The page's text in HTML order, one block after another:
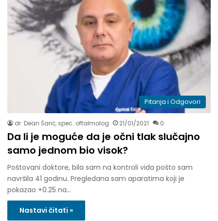
Pitanja i Odgovori
dr. Dean Šarić, spec. oftalmolog 21/01/2021 0
Da li je moguće da je očni tlak slučajno
samo jednom bio visok?
Poštovani doktore, bila sam na kontroli vida pošto sam
navršila 41 godinu. Pregledana sam aparatima koji je
pokazao +0.25 na…
Nastavi čitati »